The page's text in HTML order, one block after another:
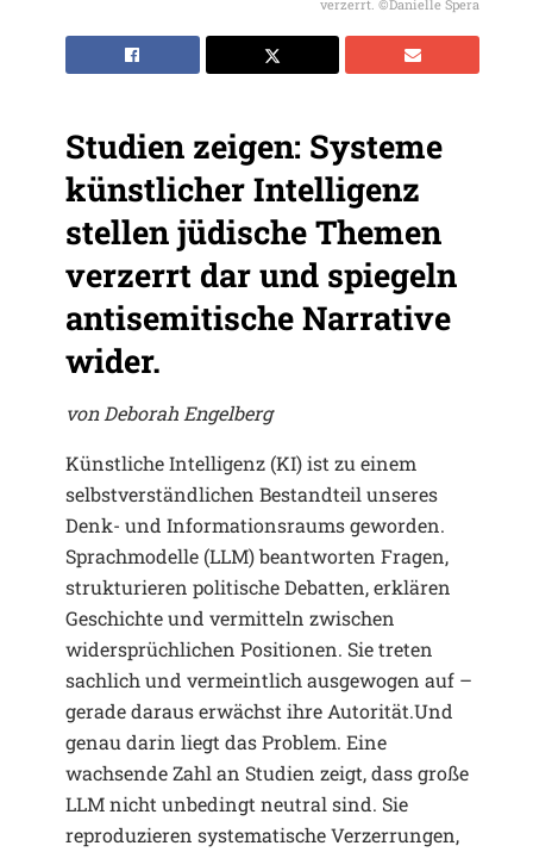
verzerrt. ©Danielle Spera
Studien zeigen: Systeme
künstlicher Intelligenz
stellen jüdische Themen
verzerrt dar und spiegeln
antisemitische Narrative
wider.
von Deborah Engelberg
Künstliche Intelligenz (KI) ist zu einem
selbstverständlichen Bestandteil unseres
Denk- und Informationsraums geworden.
Sprachmodelle (LLM) beantworten Fragen,
strukturieren politische Debatten, erklären
Geschichte und vermitteln zwischen
widersprüchlichen Positionen. Sie treten
sachlich und vermeintlich ausgewogen auf –
gerade daraus erwächst ihre Autorität.Und
genau darin liegt das Problem. Eine
wachsende Zahl an Studien zeigt, dass große
LLM nicht unbedingt neutral sind. Sie
reproduzieren systematische Verzerrungen,